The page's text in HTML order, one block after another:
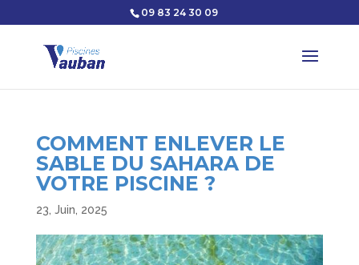
09 83 24 30 09
COMMENT ENLEVER LE
SABLE DU SAHARA DE
VOTRE PISCINE ?
23, Juin, 2025